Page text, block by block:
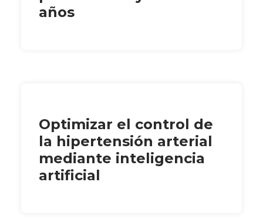
años
Optimizar el control de
la hipertensión arterial
mediante inteligencia
artificial